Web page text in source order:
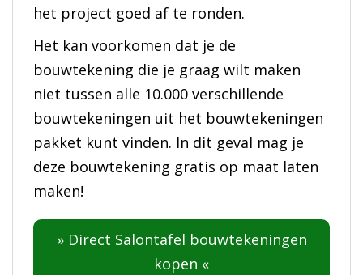
het project goed af te ronden.
Het kan voorkomen dat je de
bouwtekening die je graag wilt maken
niet tussen alle 10.000 verschillende
bouwtekeningen uit het bouwtekeningen
pakket kunt vinden. In dit geval mag je
deze bouwtekening gratis op maat laten
maken!
» Direct Salontafel bouwtekeningen
kopen «